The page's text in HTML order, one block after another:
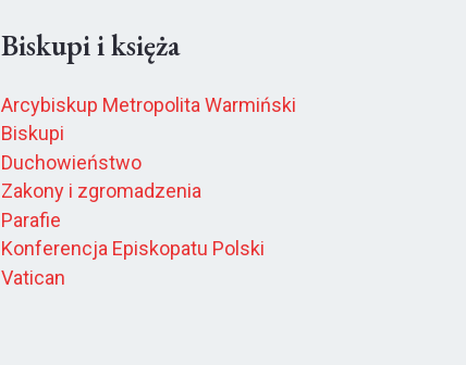
Biskupi i księża
Arcybiskup Metropolita Warmiński
Biskupi
Duchowieństwo
Zakony i zgromadzenia
Parafie
Konferencja Episkopatu Polski
Vatican